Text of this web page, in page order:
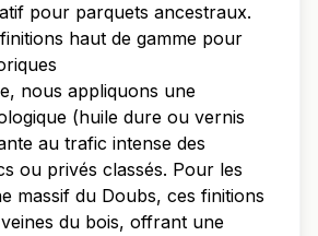
pour parquets ancestraux.
haut de gamme pour
nous appliquons une
(huile dure ou vernis
au trafic intense des
ou privés classés. Pour les
massif du Doubs, ces finitions
du bois, offrant une